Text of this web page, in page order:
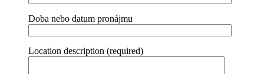
Doba nebo datum pronájmu
Location description (required)